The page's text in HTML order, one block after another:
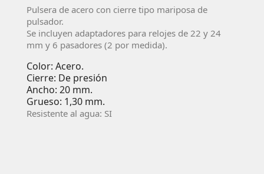
Pulsera de acero con cierre tipo mariposa de
pulsador.
Se incluyen adaptadores para relojes de 22 y 24
mm y 6 pasadores (2 por medida).
Color: Acero.
Cierre: De presión
Ancho: 20 mm.
Grueso: 1,30 mm.
Resistente al agua: SI